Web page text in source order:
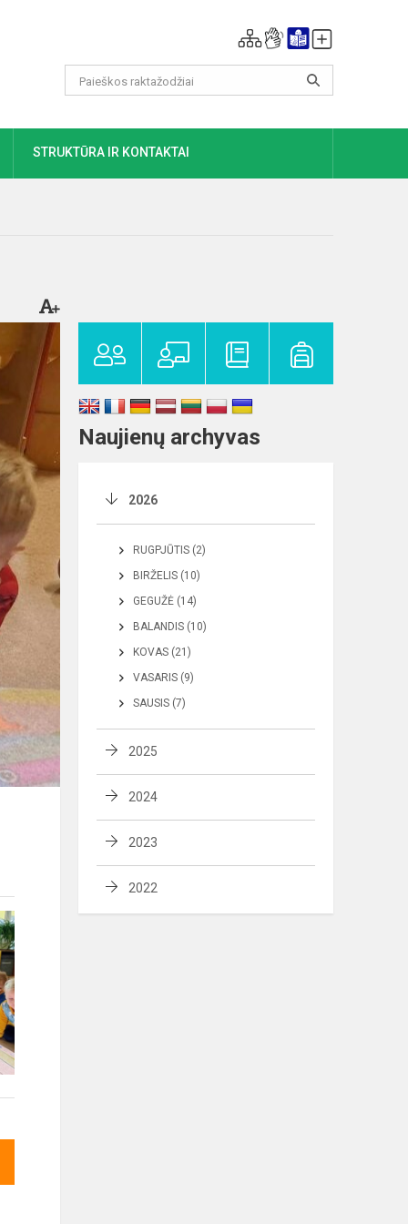
STRUKTŪRA IR KONTAKTAI
Naujienų archyvas
2026
RUGPJŪTIS (2)
BIRŽELIS (10)
GEGUŽĖ (14)
BALANDIS (10)
KOVAS (21)
VASARIS (9)
SAUSIS (7)
2025
2024
2023
2022